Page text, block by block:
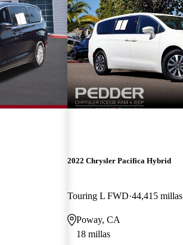
2022 Chrysler Pacifica Hybrid
Touring L FWD 44,415 millas
Poway, CA
18 millas